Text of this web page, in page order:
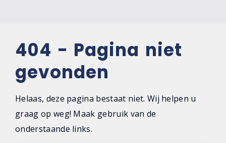
404 - Pagina niet
gevonden
Helaas, deze pagina bestaat niet. Wij helpen u
graag op weg! Maak gebruik van de
onderstaande links.